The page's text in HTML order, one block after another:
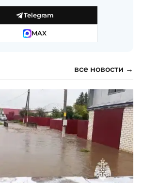
Telegram
MAX
все новости →